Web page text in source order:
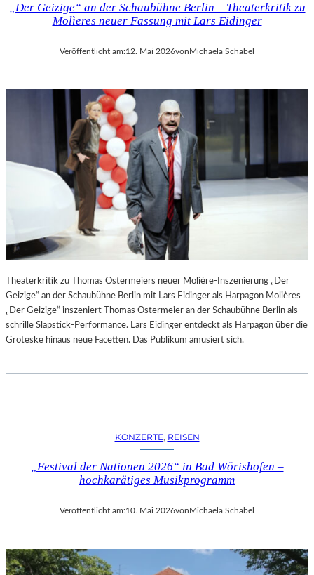
„Der Geizige“ an der Schaubühne Berlin – Theaterkritik zu
Molìeres neuer Fassung mit Lars Eidinger
Veröffentlicht am:12. Mai 2026von Michaela Schabel
Theaterkritik zu Thomas Ostermeiers neuer Molière-Inszenierung „Der
Geizige“ an der Schaubühne Berlin mit Lars Eidinger als Harpagon Molières
„Der Geizige“ inszeniert Thomas Ostermeier an der Schaubühne Berlin als
schrille Slapstick-Performance. Lars Eidinger entdeckt als Harpagon über die
Groteske hinaus neue Facetten. Das Publikum amüsiert sich.
KONZERTE, REISEN
„Festival der Nationen 2026“ in Bad Wörishofen –
hochkarätiges Musikprogramm
Veröffentlicht am:10. Mai 2026von Michaela Schabel